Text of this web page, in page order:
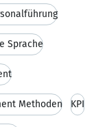
Sprache
Methoden KPI